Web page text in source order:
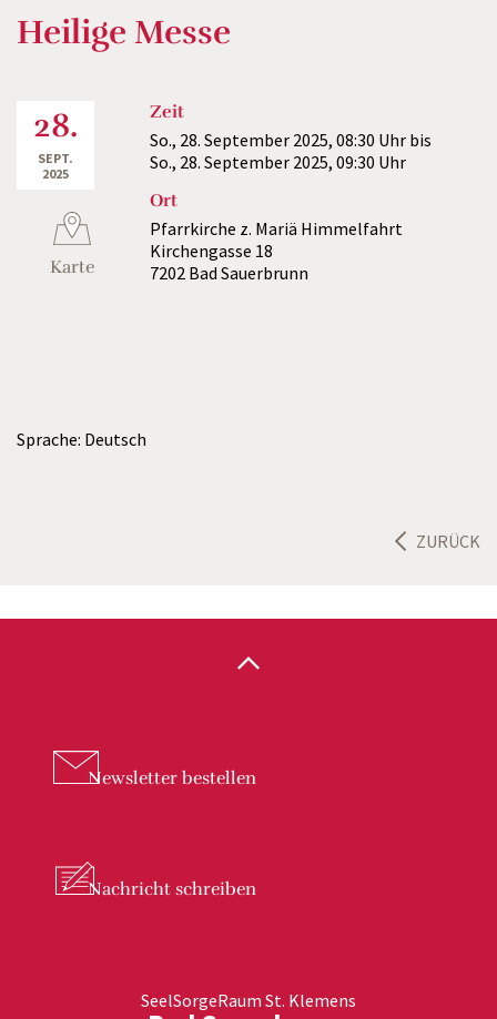
Heilige Messe
28.
SEPT.
2025
Karte
Zeit
So., 28. September 2025, 08:30 Uhr bis
So., 28. September 2025, 09:30 Uhr
Ort
Pfarrkirche z. Mariä Himmelfahrt
Kirchengasse 18
7202 Bad Sauerbrunn
Sprache: Deutsch
ZURÜCK
Newsletter bestellen
Nachricht schreiben
SeelSorgeRaum St. Klemens